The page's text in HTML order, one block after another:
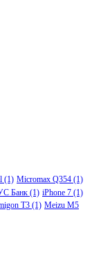
(1) Micromax Q354 (1)
Банк (1) iPhone 7 (1)
T3 (1) Meizu M5